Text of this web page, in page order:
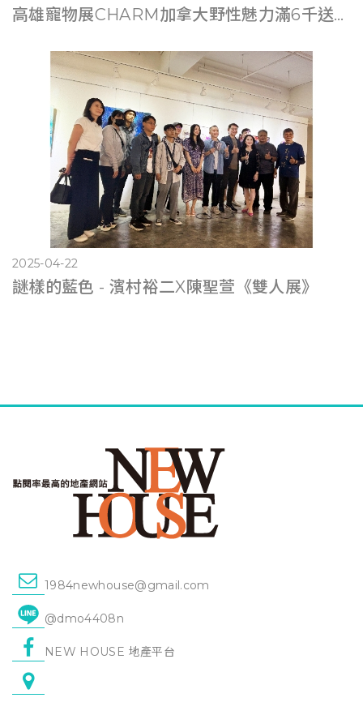
高雄寵物展CHARM加拿大野性魅力滿6千送遊艇體驗
2025-04-22
謎樣的藍色 - 濱村裕二X陳聖萱《雙人展》
1984newhouse@gmail.com
@dmo4408n
NEW HOUSE 地產平台